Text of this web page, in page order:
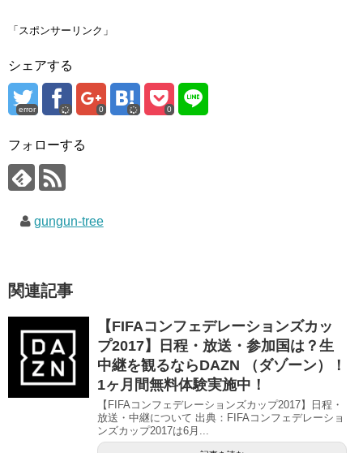
i
t
r
で
共
(
新
ウ
ィ
ン
ド
ウ
で
ま
す
で
共
は
ク
リ
ッ
て
く
い
ウ
す
)
共
有
新
「スポンサーリンク」
シェアする
error 0 0
フォローする
gungun-tree
関連記事
【FIFAコンフェデレーションズカッ
プ2017】日程・放送・参加国は？生
中継を観るならDAZN （ダゾーン）！
1ヶ月間無料体験実施中！
【FIFAコンフェデレーションズカップ2017】日程・
放送・中継について 出典：FIFAコンフェデレーショ
ンズカップ2017は6月...